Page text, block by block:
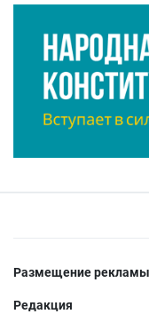
Размещение рекламы
Редакция